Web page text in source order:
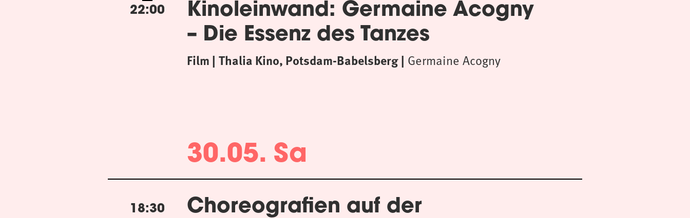
22:00
Kinoleinwand: Germaine Acogny
– Die Essenz des Tanzes
Film Thalia Kino, Potsdam-Babelsberg Germaine Acogny
30.05. Sa
18:30
Choreografien auf der